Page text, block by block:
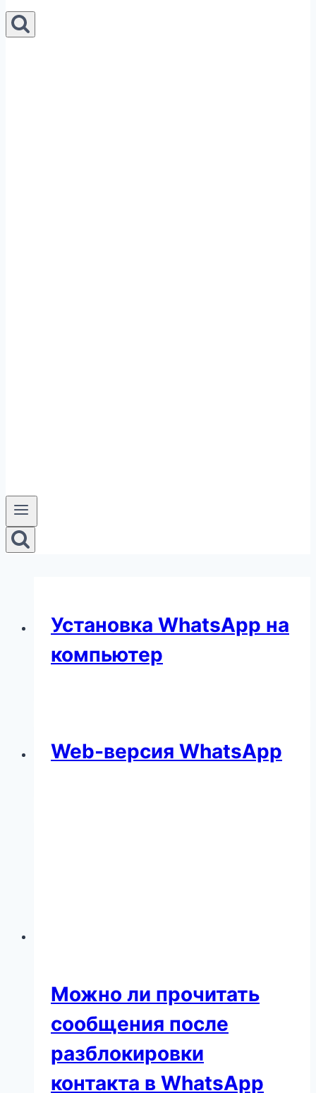
Установка WhatsApp на
компьютер
Web-версия WhatsApp
Можно ли прочитать
сообщения после
разблокировки
контакта в WhatsApp